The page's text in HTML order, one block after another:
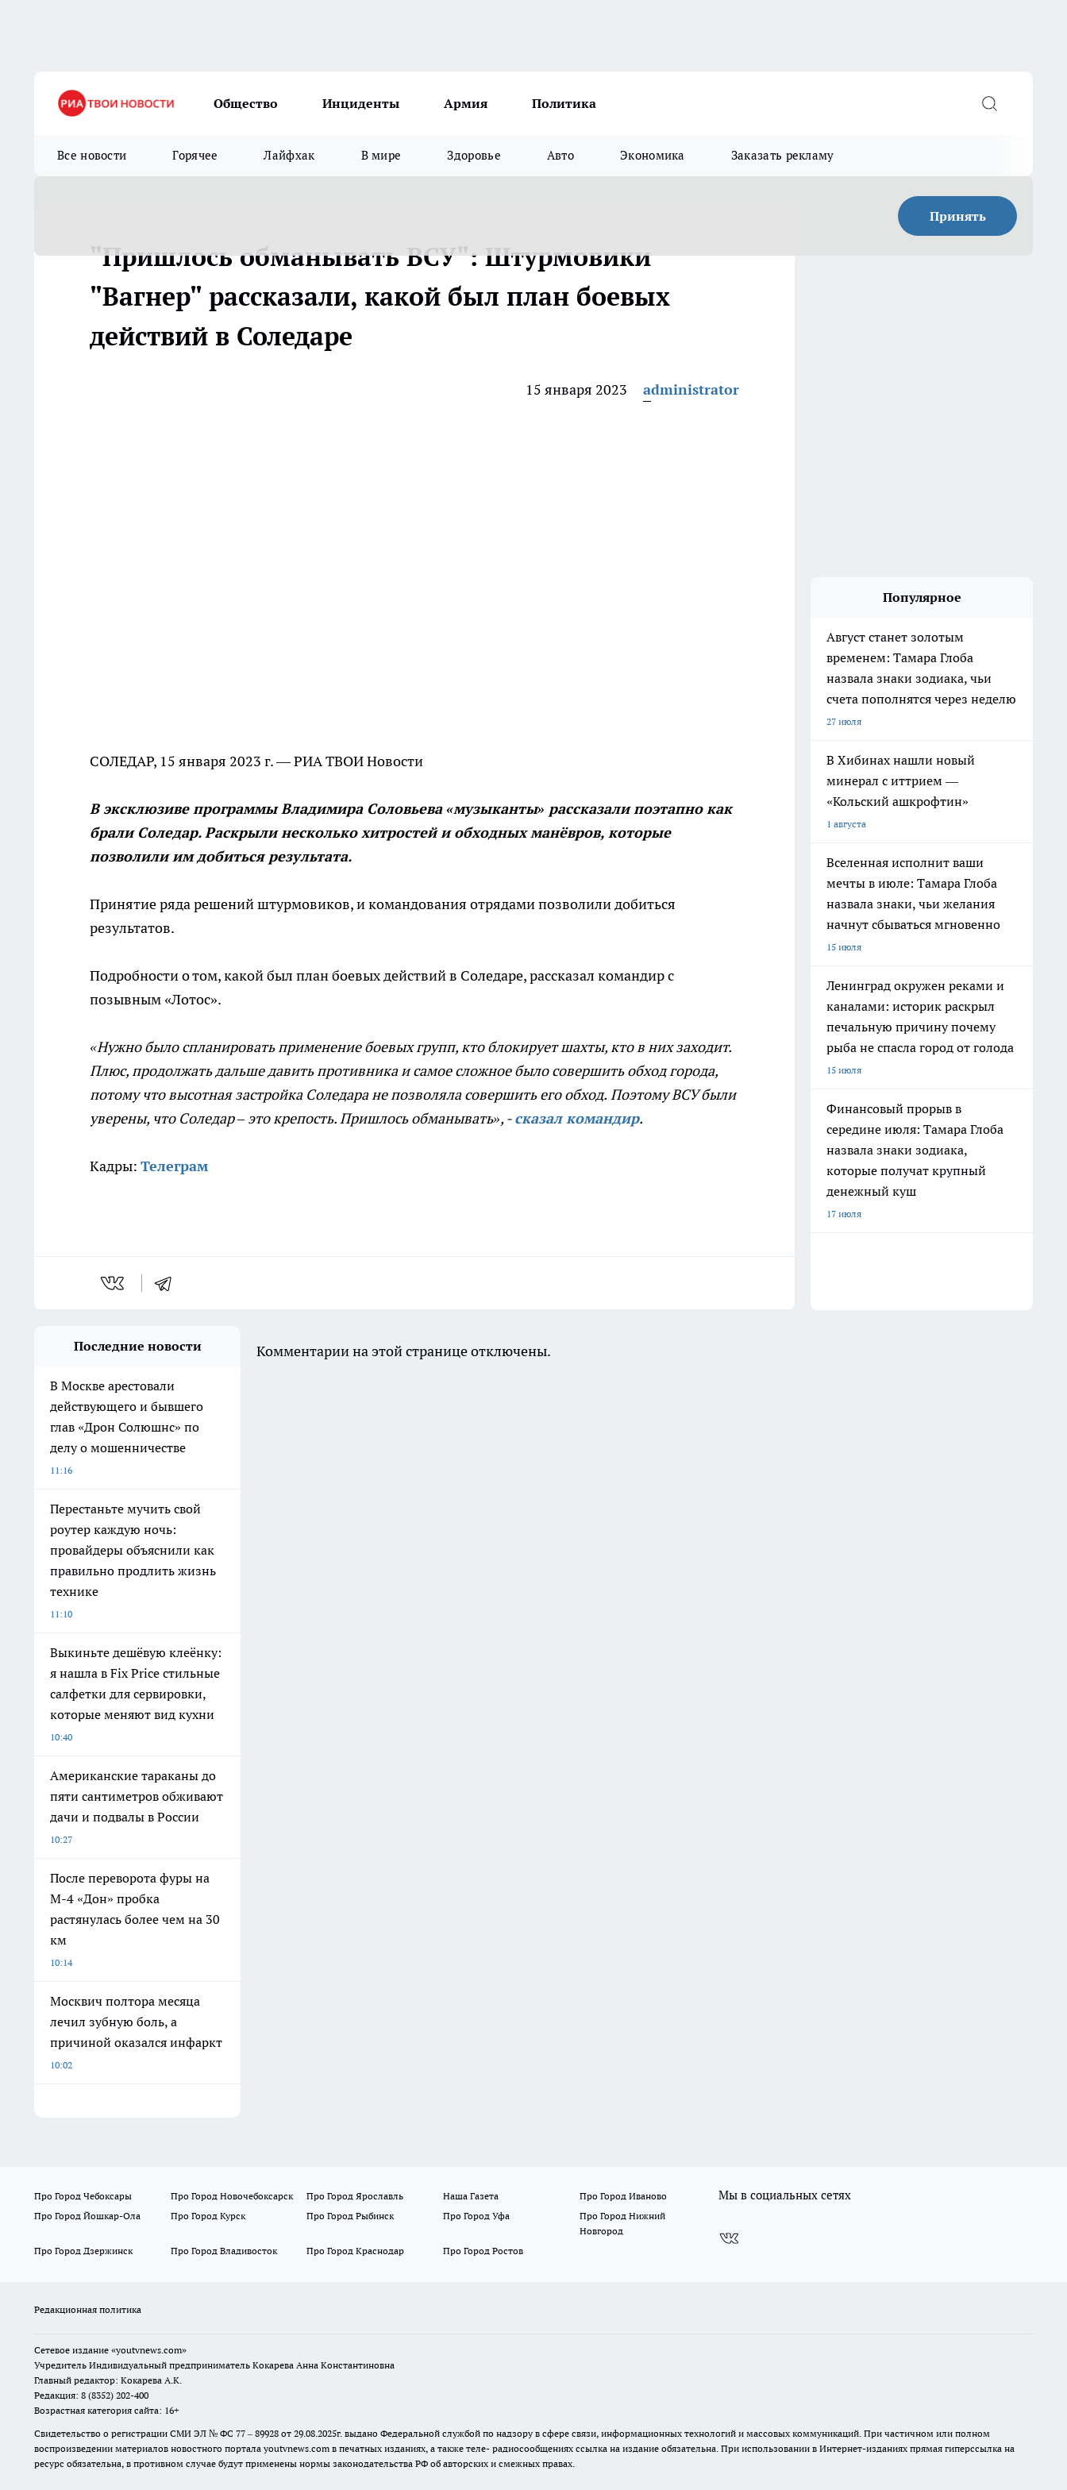
Общество Инциденты Армия Политика
Все новости Горячее Лайфхак В мире Здоровье Авто Экономика Заказать рекламу
Принять
"Пришлось обманывать ВСУ": Штурмовики
"Вагнер" рассказали, какой был план боевых
действий в Соледаре
15 января 2023 administrator
СОЛЕДАР, 15 января 2023 г. — РИА ТВОИ Новости
В эксклюзиве программы Владимира Соловьева «музыканты» рассказали поэтапно как
брали Соледар. Раскрыли несколько хитростей и обходных манёвров, которые
позволили им добиться результата.
Принятие ряда решений штурмовиков, и командования отрядами позволили добиться
результатов.
Подробности о том, какой был план боевых действий в Соледаре, рассказал командир с
позывным «Лотос».
«Нужно было спланировать применение боевых групп, кто блокирует шахты, кто в них заходит.
Плюс, продолжать дальше давить противника и самое сложное было совершить обход города,
потому что высотная застройка Соледара не позволяла совершить его обход. Поэтому ВСУ были
уверены, что Соледар – это крепость. Пришлось обманывать», -сказал командир.
Кадры: Телеграм
Популярное
Август станет золотым
временем: Тамара Глоба
назвала знаки зодиака, чьи
счета пополнятся через неделю
27 июля
В Хибинах нашли новый
минерал с иттрием —
«Кольский ашкрофтин»
1 августа
Вселенная исполнит ваши
мечты в июле: Тамара Глоба
назвала знаки, чьи желания
начнут сбываться мгновенно
15 июля
Ленинград окружен реками и
каналами: историк раскрыл
печальную причину почему
рыба не спасла город от голода
15 июля
Финансовый прорыв в
середине июля: Тамара Глоба
назвала знаки зодиака,
которые получат крупный
денежный куш
17 июля
Последние новости
В Москве арестовали
действующего и бывшего
глав «Дрон Солюшнс» по
делу о мошенничестве
11:16
Перестаньте мучить свой
роутер каждую ночь:
провайдеры объяснили как
правильно продлить жизнь
технике
11:10
Выкиньте дешёвую клеёнку:
я нашла в Fix Price стильные
салфетки для сервировки,
которые меняют вид кухни
10:40
Американские тараканы до
пяти сантиметров обживают
дачи и подвалы в России
10:27
После переворота фуры на
М-4 «Дон» пробка
растянулась более чем на 30
км
10:14
Москвич полтора месяца
лечил зубную боль, а
причиной оказался инфаркт
10:02
Комментарии на этой странице отключены.
Про Город Чебоксары Про Город Новочебоксарск Про Город Ярославль Наша Газета
Про Город Иваново
Про Город Йошкар-Ола
Про Город Курск Про Город Рыбинск Про Город Уфа
Про Город Нижний
Новгород
Про Город Дзержинск
Про Город Владивосток Про Город Краснодар Про Город Ростов
Мы в социальных сетях
Редакционная политика
Сетевое издание «youtvnews.com»
Учредитель Индивидуальный предприниматель Кокарева Анна Константиновна
Главный редактор: Кокарева А.К.
Редакция: 8 (8352) 202-400
Возрастная категория сайта: 16+
Свидетельство о регистрации СМИ ЭЛ № ФС 77 – 89928 от 29.08.2025г. выдано Федеральной службой по надзору в сфере связи, информационных технологий и массовых коммуникаций. При частичном или полном
воспроизведении материалов новостного портала youtvnews.com в печатных изданиях, а также теле- радиосообщениях ссылка на издание обязательна. При использовании в Интернет-изданиях прямая гиперссылка на
ресурс обязательна, в противном случае будут применены нормы законодательства РФ об авторских и смежных правах.